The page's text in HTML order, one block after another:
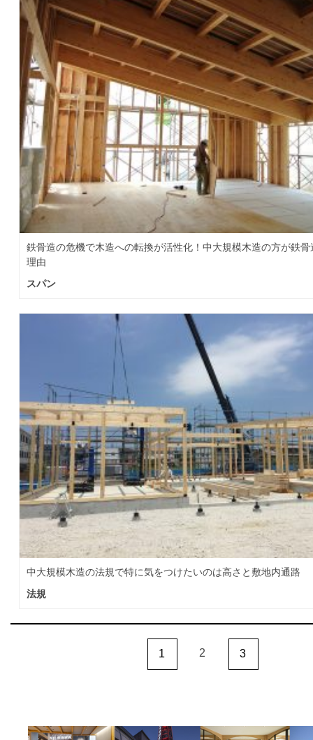
鉄骨造の危機で木造への転換が活性化！中大規模木造の方が鉄
理由
スパン
中大規模木造の法規で特に気をつけたいのは高さと敷地内通路
法規
1 2 3